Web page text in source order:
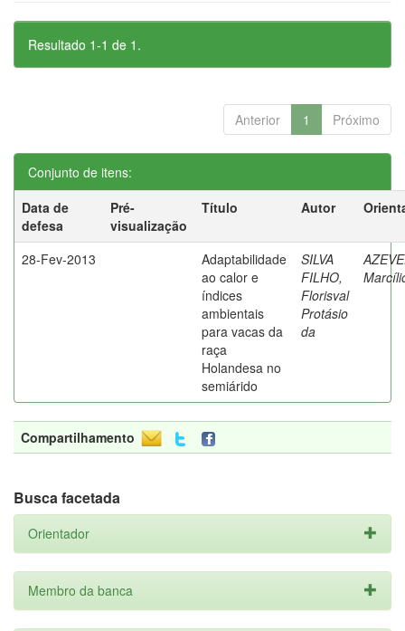
Resultado 1-1 de 1.
Anterior 1 Próximo
Conjunto de itens:
Data de
defesa
Pré-
visualização
Título Autor
28-Fev-2013
Adaptabilidade
ao calor e
índices
ambientais
para vacas da
raça
Holandesa no
semiárido
SILVA
FILHO,
Florisval
Protásio
da
Compartilhamento
Busca facetada
Orientador
Membro da banca